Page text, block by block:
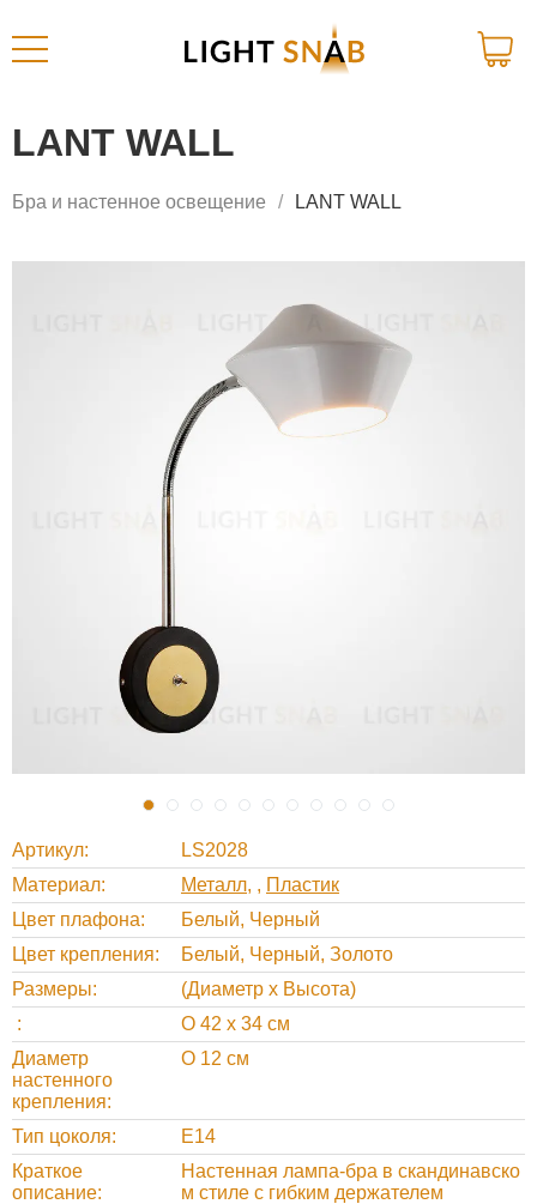
LANT WALL
Бра и настенное освещение LANT WALL
Артикул
LS2028
Материал
Металл , Пластик
Цвет плафона
Белый, Черный
Цвет крепления
Белый, Черный, Золото
Размеры
(Диаметр х Высота)
O 42 х 34 см
Диаметр
настенного
крепления
O 12 см
Тип цоколя
Е14
Краткое
описание
Настенная лампа-бра в скандинавско
м стиле с гибким держателем